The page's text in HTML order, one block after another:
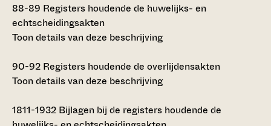
88-89 Registers houdende de huwelijks- en
echtscheidingsakten
Toon details van deze beschrijving
90-92 Registers houdende de overlijdensakten
Toon details van deze beschrijving
1811-1932 Bijlagen bij de registers houdende de